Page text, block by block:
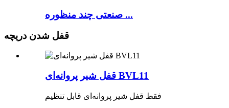
صنعتی چند منظوره ...
قفل شدن دریچه
قفل شیر پروانه‌ای BVL11
فقط قفل شیر پروانه‌ای قابل تنظیم